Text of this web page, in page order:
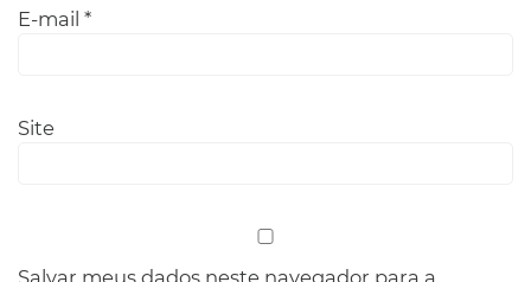
E-mail *
Site
Salvar meus dados neste navegador para a